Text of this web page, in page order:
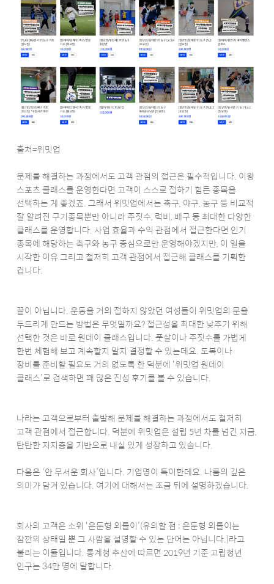
출처=위밋업
문제를 해결하는 과정에서도 고객 관점의 접근은 필수적입니다. 이왕
스포츠 클래스를 운영한다면 고객이 스스로 접하기 힘든 종목을
선택하는 게 좋겠죠. 그래서 위밋업에서는 축구, 야구, 농구 등 비교적
잘 알려진 구기종목뿐만 아니라 주짓수, 럭비, 배구 등 최대한 다양한
클래스를 운영합니다. 사업 효율과 수익 관점에서 접근한다면 인기
종목에 해당하는 축구와 농구 중심으로만 운영해야겠지만, 이 일을
시작한 이유 그리고 철저히 고객 관점에서 접근해 클래스를 기획한
겁니다.
끝이 아닙니다. 운동을 거의 접하지 않았던 여성들이 위밋업의 문을
두드리게 만드는 방법은 무엇일까요? 접근성을 최대한 낮추기 위해
선택한 것은 바로 원데이 클래스입니다. 풋살이나 주짓수를 가볍게
한번 체험해 보고 계속할지 말지 결정할 수 있는데요. 도복이나
장비를 준비할 필요도 거의 없도록 한 덕분에 ‘위밋업 원데이
클래스’로 검색하면 꽤 많은 진성 후기를 볼 수 있습니다.
나라는 고객으로부터 출발해 문제를 해결하는 과정에서도 철저히
고객 관점에서 접근합니다. 덕분에 위밋업은 설립 5년 차를 넘긴 지금,
탄탄한 지지층을 기반으로 내실 있게 성장하고 있습니다.
다음은 ‘안 무서운 회사’입니다. 기업명이 특이한데요. 나름의 깊은
의미가 담겨 있습니다. 여기에 대해서는 조금 뒤에 설명하겠습니다.
회사의 고객은 소위 ‘은둔형 외톨이’(유의할 점 : 은둔형 외톨이는
잠깐의 상태일 뿐 그 사람을 설명할 수 있는 단어는 아닙니다.)라고
불리는 이들입니다. 통계청 추산에 따르면 2019년 기준 고립청년
인구는 34만 명에 달합니다.